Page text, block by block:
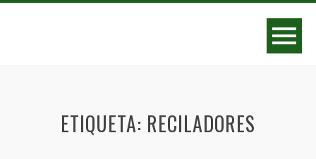
ETIQUETA: RECILADORES